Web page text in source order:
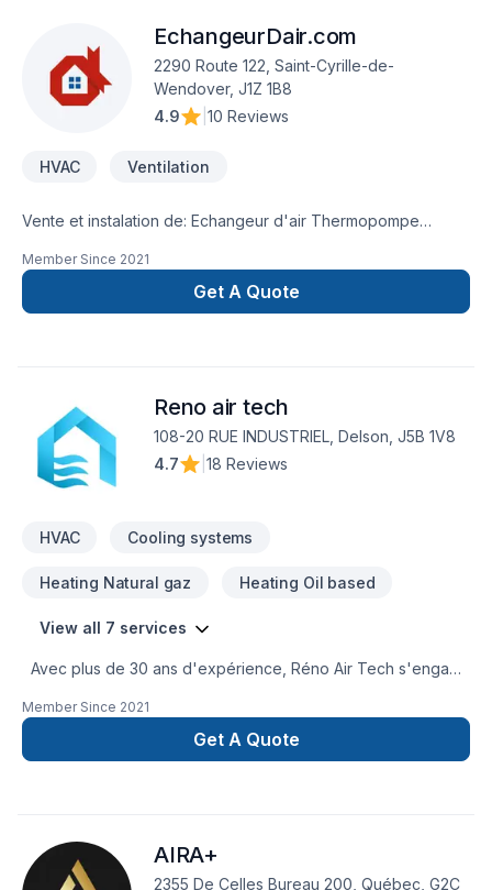
EchangeurDair.com
2290 Route 122, Saint-Cyrille-de-
Wendover, J1Z 1B8
4.9
10 Reviews
HVAC Ventilation
Vente et instalation de: Echangeur d'air Thermopompe
Member Since 2021
Get A Quote
Reno air tech
108-20 RUE INDUSTRIEL, Delson, J5B 1V8
4.7
18 Reviews
HVAC Cooling systems
Heating Natural gaz Heating Oil based
View all 7 services
résidentielles, efficaces et respectueuses de
l'environnement. Notre équipe met à votre disposition des
équipements performants et un service client attentif pour
satisfaits
Member Since 2021
Get A Quote
AIRA+
2355 De Celles Bureau 200, Québec, G2C